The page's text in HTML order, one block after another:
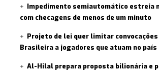
Impedimento semiautomático estreia
com checagens de menos de um minuto
Projeto de lei quer limitar convocações
Brasileira a jogadores que atuam no país
Al-Hilal prepara proposta bilionária e